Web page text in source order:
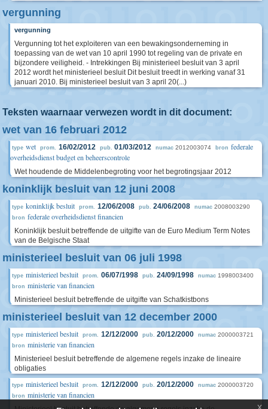
vergunning
vergunning
Vergunning tot het exploiteren van een bewakingsonderneming in
toepassing van de wet van 10 april 1990 tot regeling van de private en
bijzondere veiligheid. - Intrekkingen Bij ministerieel besluit van 3 april
2012 wordt het ministerieel besluit Dit besluit treedt in werking vanaf 31
januari 2010. Bij ministerieel besluit van 3 april 20(...)
Teksten waarnaar verwezen wordt in dit document:
wet van 16 februari 2012
type wet prom. 16/02/2012 pub. 01/03/2012 numac 2012003074 bron federale
overheidsdienst budget en beheerscontrole
Wet houdende de Middelenbegroting voor het begrotingsjaar 2012
koninklijk besluit van 12 juni 2008
type koninklijk besluit prom. 12/06/2008 pub. 24/06/2008 numac 2008003290
bron federale overheidsdienst financien
Koninklijk besluit betreffende de uitgifte van de Euro Medium Term Notes
van de Belgische Staat
ministerieel besluit van 06 juli 1998
type ministerieel besluit prom. 06/07/1998 pub. 24/09/1998 numac 1998003400
bron ministerie van financien
Ministerieel besluit betreffende de uitgifte van Schatkistbons
ministerieel besluit van 12 december 2000
type ministerieel besluit prom. 12/12/2000 pub. 20/12/2000 numac 2000003721
bron ministerie van financien
Ministerieel besluit betreffende de algemene regels inzake de lineaire
obligaties
type ministerieel besluit prom. 12/12/2000 pub. 20/12/2000 numac 2000003720
bron ministerie van financien
x